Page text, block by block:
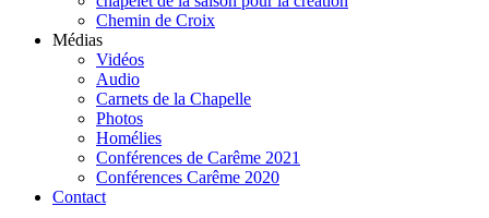
Chemin de Croix
Médias
Vidéos
Audio
Carnets de la Chapelle
Photos
Homélies
Conférences de Carême 2021
Conférences Carême 2020
Contact